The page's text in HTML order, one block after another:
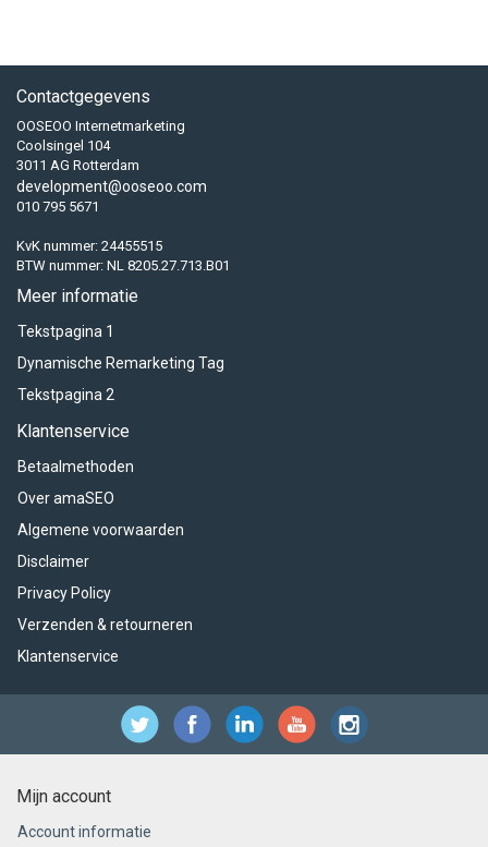
Contactgegevens
OOSEOO Internetmarketing
Coolsingel 104
3011 AG Rotterdam
development@ooseoo.com
010 795 5671
KvK nummer: 24455515
BTW nummer: NL 8205.27.713.B01
Meer informatie
Tekstpagina 1
Dynamische Remarketing Tag
Tekstpagina 2
Klantenservice
Betaalmethoden
Over amaSEO
Algemene voorwaarden
Disclaimer
Privacy Policy
Verzenden & retourneren
Klantenservice
Mijn account
Account informatie